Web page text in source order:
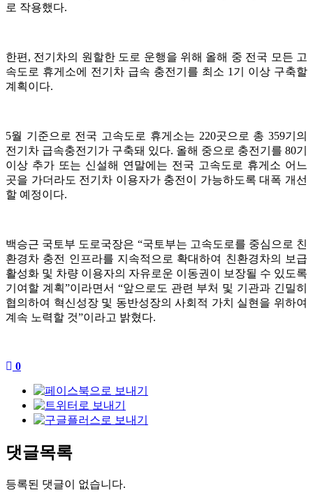
로 작용했다.
한편, 전기차의 원할한 도로 운행을 위해 올해 중 전국 모든 고
속도로 휴게소에 전기차 급속 충전기를 최소 1기 이상 구축할
계획이다.
5월 기준으로 전국 고속도로 휴게소는 220곳으로 총 359기의
전기차 급속충전기가 구축돼 있다. 올해 중으로 충전기를 80기
이상 추가 또는 신설해 연말에는 전국 고속도로 휴게소 어느
곳을 가더라도 전기차 이용자가 충전이 가능하도록 대폭 개선
할 예정이다.
백승근 국토부 도로국장은 “국토부는 고속도로를 중심으로 친
환경차 충전 인프라를 지속적으로 확대하여 친환경차의 보급
활성화 및 차량 이용자의 자유로운 이동권이 보장될 수 있도록
기여할 계획”이라면서 “앞으로도 관련 부처 및 기관과 긴밀히
협의하여 혁신성장 및 동반성장의 사회적 가치 실현을 위하여
계속 노력할 것”이라고 밝혔다.
0
댓글목록
등록된 댓글이 없습니다.